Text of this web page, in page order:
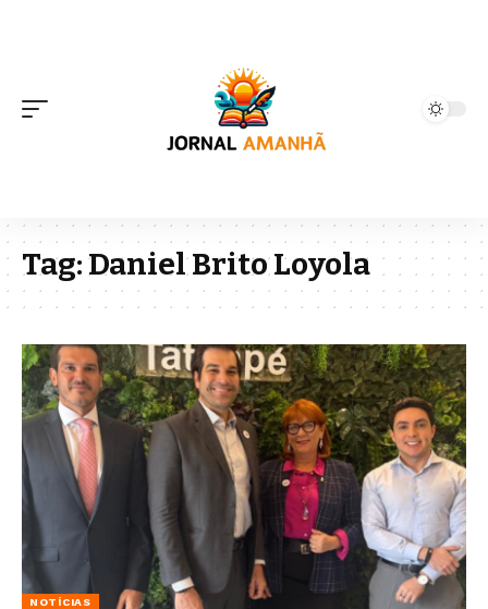
Tag:Daniel Brito Loyola
NOTÍCIAS